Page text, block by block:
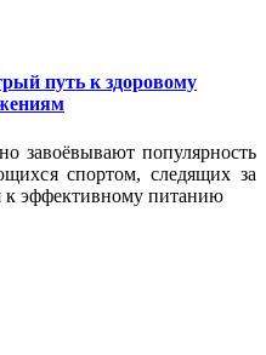
путь к здоровому
завоёвывают популярность
спортом, следящих за
к эффективному питанию